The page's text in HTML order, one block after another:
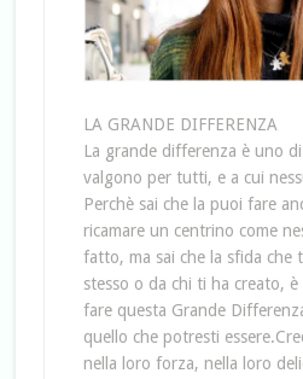
LA GRANDE DIFFERENZA
La grande differenza è uno
valgono per tutti, e a cui
Perchè sai che la puoi fare
ricamare un centrino come
fatto, ma sai che la sfida che
stesso o da chi ti ha creato,
fare questa Grande
quello che potresti
nella loro forza, nella loro